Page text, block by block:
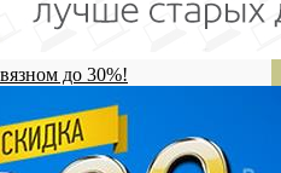
до 30%!